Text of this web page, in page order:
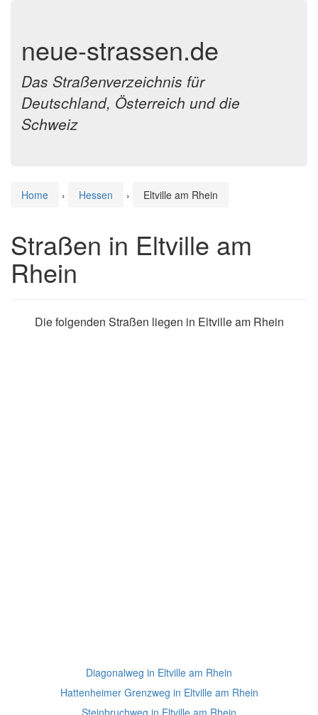
neue-strassen.de
Das Straßenverzeichnis für
Deutschland, Österreich und die
Schweiz
Home › Hessen › Eltville am Rhein
Straßen in Eltville am
Rhein
Die folgenden Straßen liegen in Eltville am Rhein
Diagonalweg in Eltville am Rhein
Hattenheimer Grenzweg in Eltville am Rhein
Steinbruchweg in Eltville am Rhein